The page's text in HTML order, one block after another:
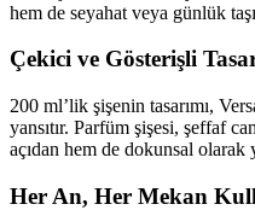
hem de seyahat veya günlük
Çekici ve Gösterişli
200 ml’lik şişenin tasarımı,
yansıtır. Parfüm şişesi, şeffaf
açıdan hem de dokunsal olarak
Her An, Her Mekan